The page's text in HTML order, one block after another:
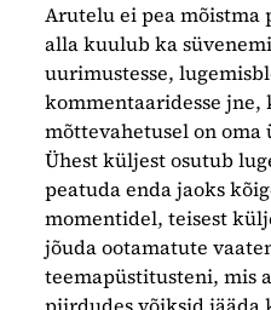
Arutelu ei pea mõistma
alla kuulub ka
uurimustesse,
kommentaaridesse jne,
mõttevahetusel on oma
Ühest küljest osutub
peatuda enda jaoks
momentidel, teisest
jõuda ootamatute
teemapüstitusteni, mis